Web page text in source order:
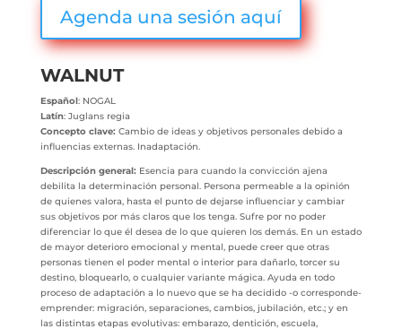
Agenda una sesión aquí
WALNUT
Español: NOGAL
Latín: Juglans regia
Concepto clave:Cambio de ideas y objetivos personales debido a
influencias externas. Inadaptación.
Descripción general:Esencia para cuando la convicción ajena
debilita la determinación personal. Persona permeable a la opinión
de quienes valora, hasta el punto de dejarse influenciar y cambiar
sus objetivos por más claros que los tenga. Sufre por no poder
diferenciar lo que él desea de lo que quieren los demás. En un estado
de mayor deterioro emocional y mental, puede creer que otras
personas tienen el poder mental o interior para dañarlo, torcer su
destino, bloquearlo, o cualquier variante mágica. Ayuda en todo
proceso de adaptación a lo nuevo que se ha decidido -o corresponde-
emprender: migración, separaciones, cambios, jubilación, etc.; y en
las distintas etapas evolutivas: embarazo, dentición, escuela,